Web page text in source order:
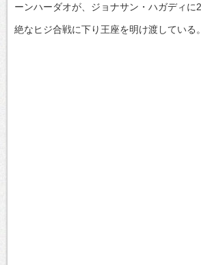
ーンハーダオが、ジョナサン・ハガディに
絶なヒジ合戦に下り王座を明け渡している。